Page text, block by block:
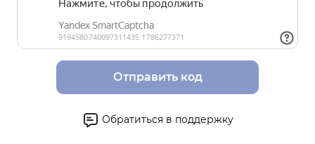
Отправить код
Обратиться в поддержку